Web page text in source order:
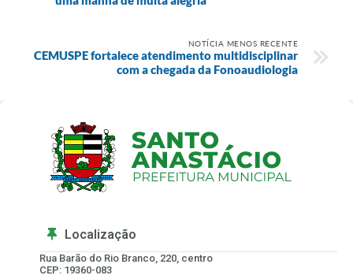
NOTÍCIA MENOS RECENTE
CEMUSPE fortalece atendimento multidisciplinar
com a chegada da Fonoaudiologia
Localização
Rua Barão do Rio Branco, 220, centro
CEP: 19360-083